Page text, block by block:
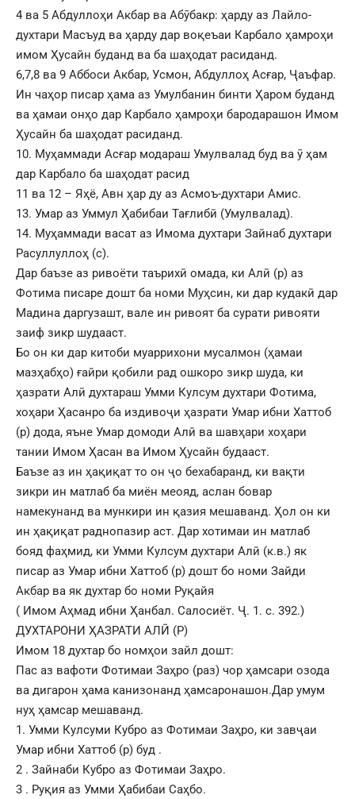
4 ва 5 Абдуллоҳи Акбар ва Абӯбакр: ҳарду аз Лайло-
духтари Масъуд ва ҳарду дар воқеъаи Карбало ҳамроҳи
имом Ҳусайн буданд ва ба шаҳодат расиданд.
6,7,8 ва 9 Аббоси Акбар, Усмон, Абдуллоҳ Асғар, Ҷаъфар.
Ин чаҳор писар ҳама аз Умулбанин бинти Ҳаром буданд
ва ҳамаи онҳо дар Карбало ҳамроҳи бародарашон Имом
Ҳусайн ба шаҳодат расиданд.
10. Муҳаммади Асғар модараш Умулвалад буд ва ӯ ҳам
дар Карбало ба шаҳодат расид
11 ва 12 – Яҳё, Авн ҳар ду аз Асмоъ-духтари Амис.
13. Умар аз Уммул Ҳабибаи Тағлибӣ (Умулвалад).
14. Муҳаммади васат аз Имома духтари Зайнаб духтари
Расуллуллоҳ (с).
Дар баъзе аз ривоёти таърихӣ омада, ки Алӣ (р) аз
Фотима писаре дошт ба номи Муҳсин, ки дар кудакӣ дар
Мадина даргузашт, вале ин ривоят ба сурати ривояти
заиф зикр шудааст.
Бо он ки дар китоби муаррихони мусалмон (ҳамаи
мазҳабҳо) ғайри қобили рад ошкоро зикр шуда, ки
ҳазрати Алӣ духтараш Умми Кулсум духтари Фотима,
хоҳари Ҳасанро ба издивоҷи ҳазрати Умар ибни Хаттоб
(р) дода, яъне Умар домоди Алӣ ва шавҳари хоҳари
тании Имом Ҳасан ва Имом Ҳусайн будааст.
Баъзе аз ин ҳақиқат то он ҷо бехабаранд, ки вақти
зикри ин матлаб ба миён меояд, аслан бовар
намекунанд ва мункири ин қазия мешаванд. Ҳол он ки
ин ҳақиқат раднопазир аст. Дар хотимаи ин матлаб
бояд фаҳмид, ки Умми Кулсум духтари Алӣ (к.в.) як
писар аз Умар ибни Хаттоб (р) дошт бо номи Зайди
Акбар ва як духтар бо номи Руқaйя
( Имом Аҳмад ибни Ҳанбал. Салосиёт. Ҷ. 1. с. 392.)
ДУХТАРОНИ ҲАЗРАТИ АЛӢ (Р)
Имом 18 духтар бо номҳои зайл дошт:
Пас аз вафоти Фотимаи Заҳро (раз) чор ҳамсари озода
ва дигарон ҳама канизонанд ҳамсаронашон.Дар умум
нуҳ ҳамсар мешаванд.
1. Умми Кулсуми Кубро аз Фотимаи Заҳро, ки завҷаи
Умар ибни Хаттоб (р) буд .
2 . Зайнаби Кубро аз Фотимаи Заҳро.
3 . Руқия аз Умми Ҳабибаи Саҳбо.